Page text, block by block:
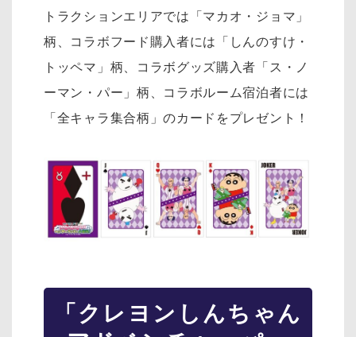
トラクションエリアでは「マカオ・ジョマ」
柄、コラボフード購入者には「しんのすけ・
トッペマ」柄、コラボグッズ購入者「ス・ノ
ーマン・パー」柄、コラボルーム宿泊者には
「全キャラ集合柄」のカードをプレゼント！
「クレヨンしんちゃん